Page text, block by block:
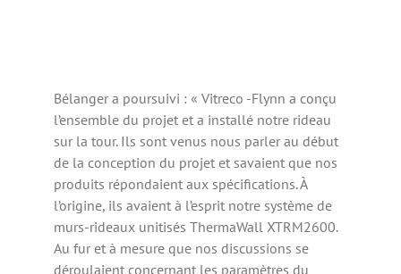
Bélanger a poursuivi : « Vitreco -Flynn a conçu
l’ensemble du projet et a installé notre rideau
sur la tour. Ils sont venus nous parler au début
de la conception du projet et savaient que nos
produits répondaient aux spécifications. À
l’origine, ils avaient à l’esprit notre système de
murs-rideaux unitisés ThermaWall XTRM2600.
Au fur et à mesure que nos discussions se
déroulaient concernant les paramètres du